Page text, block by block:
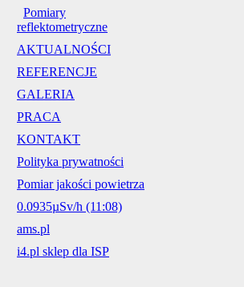
Pomiary
reflektometryczne
AKTUALNOŚCI
REFERENCJE
GALERIA
PRACA
KONTAKT
Polityka prywatności
Pomiar jakości powietrza
0.0935µSv/h (11:08)
ams.pl
i4.pl sklep dla ISP